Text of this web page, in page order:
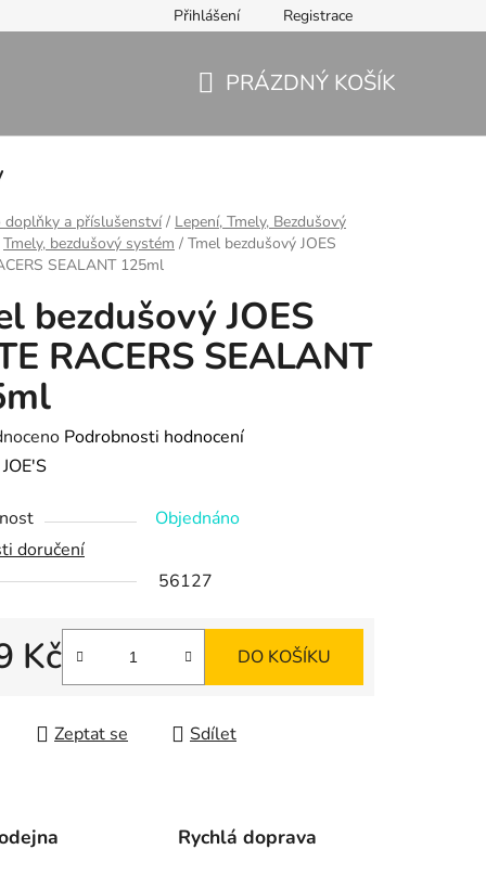
Přihlášení Registrace
PRÁZDNÝ KOŠÍK
doplňky a příslušenství / Lepení, Tmely, Bezdušový
Tmely, bezdušový systém / Tmel bezdušový JOES
SEALANT 125ml
bezdušový JOES
RACERS SEALANT
Podrobnosti hodnocení
JOE'S
Objednáno
doručení
56127
Kč DO KOŠÍKU
Zeptat se Sdílet
Rychlá doprava